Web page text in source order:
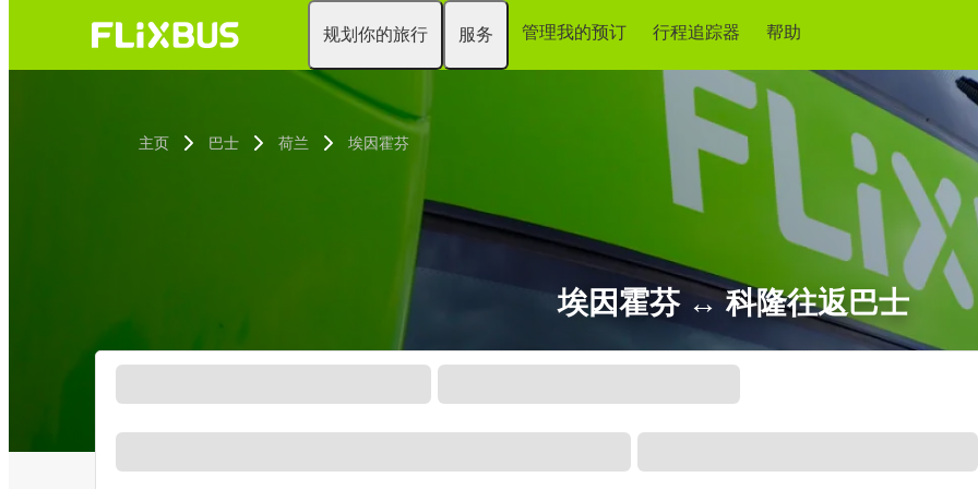
规划你的旅行 服务 管理我的预订 行程追踪器 帮助
主页 巴士 荷兰 埃因霍芬
埃因霍芬 ↔ 科隆往返巴士